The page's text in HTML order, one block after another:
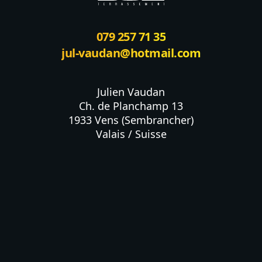
079 257 71 35
jul-vaudan@hotmail.com
Julien Vaudan
Ch. de Planchamp 13
1933 Vens (Sembrancher)
Valais / Suisse